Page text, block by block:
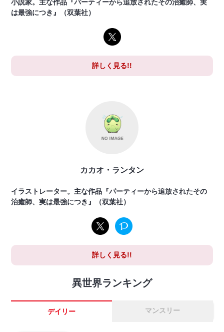
小説家。主な作品『パーティーから追放されたその治癒師、実
は最強につき』（双葉社）
詳しく見る!!
カカオ・ランタン
イラストレーター。主な作品『パーティーから追放されたその
治癒師、実は最強につき』（双葉社）
詳しく見る!!
異世界ランキング
デイリー マンスリー